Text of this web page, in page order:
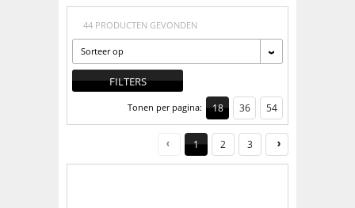
44 PRODUCTEN GEVONDEN
Sorteer op
FILTERS
Tonen per pagina: 18 36 54
1 2 3